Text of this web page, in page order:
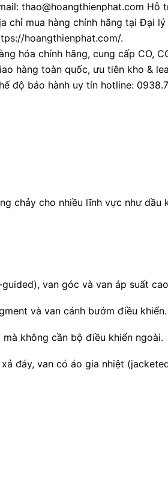
thao@hoangthienphat.com Hỗ
chỉ mua hàng chính hãng tại Đại lý
hoangthienphat.com/.
hóa chính hãng, cung cấp CO,
hàng toàn quốc, ưu tiên kho &
độ bảo hành uy tín hotline:
chảy cho nhiều lĩnh vực như dầu
van góc và van áp suất
và van cánh bướm điều khiển.
không cần bộ điều khiển ngoài.
đáy, van có áo gia nhiệt